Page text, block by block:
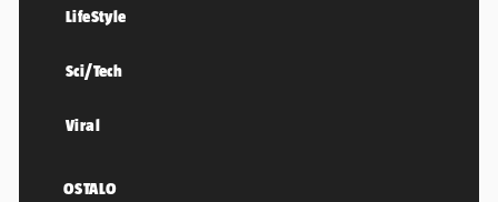
LifeStyle
Sci/Tech
Viral
OSTALO